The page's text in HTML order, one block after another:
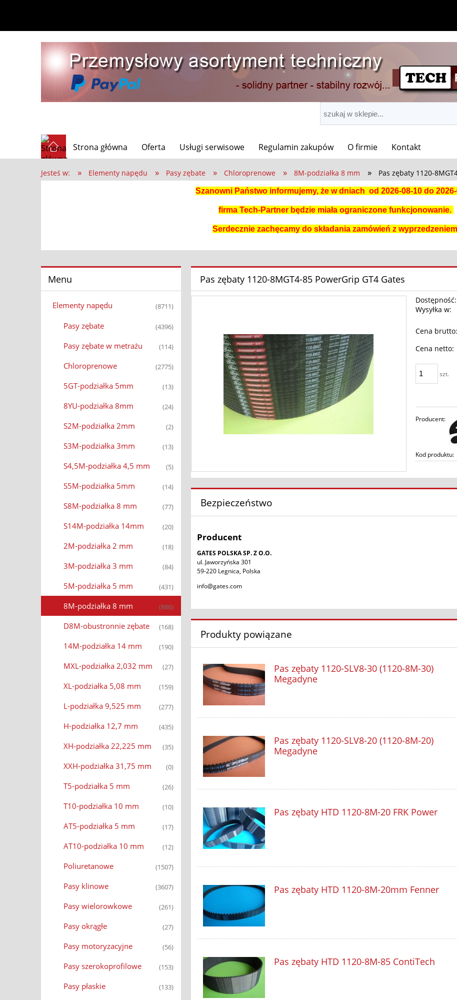
Strona główna Oferta Usługi serwisowe Regulamin zakupów O firmie Kontakt
Jesteś w: » Elementy napędu » Pasy zębate » Chloroprenowe » 8M-podziałka 8 mm » Pas zębaty 1120-
Szanowni Państwo informujemy, że w dniach od 2026-08-10 do
firma Tech-Partner będzie miała ograniczone funkcjonowanie.
Serdecznie zachęcamy do składania zamówień z
Menu
Elementy napędu (8711)
Pasy zębate (4396)
Pasy zębate w metrażu (114)
Chloroprenowe (2775)
5GT-podziałka 5mm (13)
8YU-podziałka 8mm (24)
S2M-podziałka 2mm (2)
S3M-podziałka 3mm (13)
S4,5M-podziałka 4,5 mm (5)
S5M-podziałka 5mm (14)
S8M-podziałka 8 mm (77)
S14M-podziałka 14mm (20)
2M-podziałka 2 mm (18)
3M-podziałka 3 mm (84)
5M-podziałka 5 mm (431)
8M-podziałka 8 mm (886)
D8M-obustronnie zębate (168)
14M-podziałka 14 mm (190)
MXL-podziałka 2,032 mm (27)
XL-podziałka 5,08 mm (159)
L-podziałka 9,525 mm (277)
H-podziałka 12,7 mm (435)
XH-podziałka 22,225 mm (35)
XXH-podziałka 31,75 mm (0)
T5-podziałka 5 mm (26)
T10-podziałka 10 mm (10)
AT5-podziałka 5 mm (17)
AT10-podziałka 10 mm (12)
Poliuretanowe (1507)
Pasy klinowe (3607)
Pasy wielorowkowe (261)
Pasy okrągłe (27)
Pasy motoryzacyjne (56)
Pasy szerokoprofilowe (153)
Pasy płaskie (133)
Pas zębaty 1120-8MGT4-85 PowerGrip GT4 Gates
Dostępność:
Wysyłka w:
Cena brutto:
Cena netto:
szt.
Producent:
Kod produktu:
Bezpieczeństwo
Producent
GATES POLSKA SP. Z O.O.
ul. Jaworzyńska 301
59-220 Legnica, Polska
info@gates.com
Produkty powiązane
Pas zębaty 1120-SLV8-30 (1120-8M-30)
Megadyne
Pas zębaty 1120-SLV8-20 (1120-8M-20)
Megadyne
Pas zębaty HTD 1120-8M-20 FRK Power
Pas zębaty HTD 1120-8M-20mm Fenner
Pas zębaty HTD 1120-8M-85 ContiTech